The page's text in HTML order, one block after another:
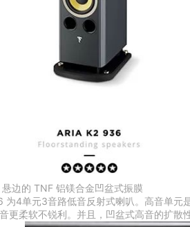
边的 TNF 铝镁合金凹盆式振膜
单元3音路低音反射式喇叭。高音单元是
更柔软不锐利。并且，凹盆式高音的扩散